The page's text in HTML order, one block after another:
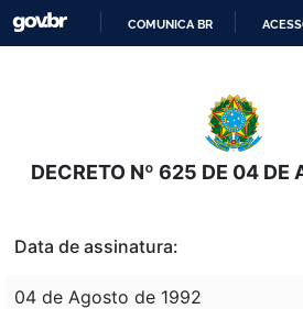
O
COMUNICA BR
DECRETO Nº 625 DE 04 DE
Data de assinatura:
04 de Agosto de 1992